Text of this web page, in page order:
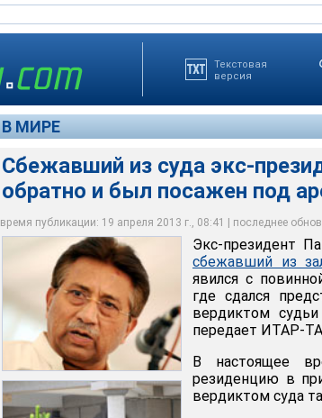
Текстовая
версия
В МИРЕ
Сбежавший из суда экс-
обратно и был посажен под
время публикации: 19 апреля 2013 г., 08:41 | последнее
Пакистанская полиция арестовала накануне
президента страны Первеза Мушаррафа в его
Global Look Press
Напомним, наканунеМушараф был вызван в суд
предъявили обвинение в "государственной
посту
Global Look Press
Судья выдал ордер на арест экс-президента,
телохранителей покинул здание суда и скрылся
Global Look Press
Экс-президент
сбежавший из
явился с
где сдался
вердиктом
передает ИТАР-
В настоящее
резиденцию в
вердиктом суда